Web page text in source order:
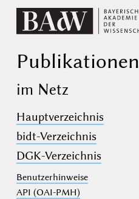
Publikationen
im Netz
Hauptverzeichnis
bidt-Verzeichnis
DGK-Verzeichnis
Benutzerhinweise
API (OAI-PMH)